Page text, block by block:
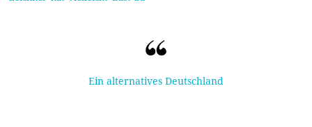
Ein alternatives Deutschland